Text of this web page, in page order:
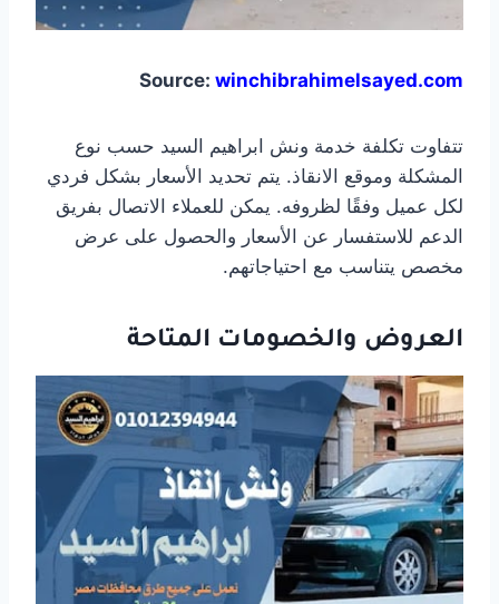
Source: winchibrahimelsayed.com
تتفاوت تكلفة خدمة ونش ابراهيم السيد حسب نوع
المشكلة وموقع الانقاذ. يتم تحديد الأسعار بشكل فردي
لكل عميل وفقًا لظروفه. يمكن للعملاء الاتصال بفريق
الدعم للاستفسار عن الأسعار والحصول على عرض
مخصص يتناسب مع احتياجاتهم.
العروض والخصومات المتاحة